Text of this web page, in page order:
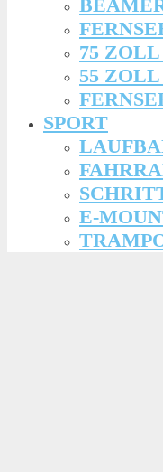
75 ZOLL
55 ZOLL
SPORT
E-